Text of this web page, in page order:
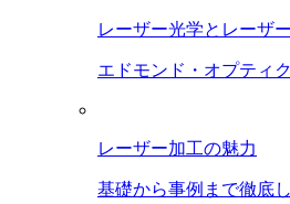
レーザー光学とレーザ
エドモンド・オプティ
レーザー加工の魅力
基礎から事例まで徹底